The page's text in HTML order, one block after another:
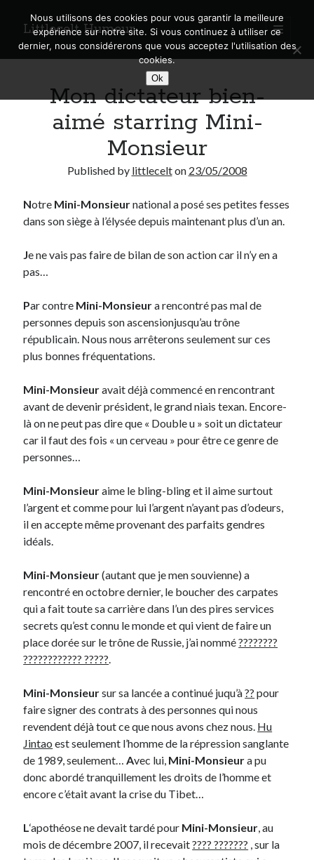
Littlecelt Humeur
open
primary
menu
Sidebar
Search
Municipales 2026 : Lyon, Métropole et Caluire, mon choix pour l’avenir
Explorez les Chemins Enchantés à Vélo : Aventures Familiales près de
Quel Lyonnais es-tu, Renaud Ducher ?
A quand une véritable place pour le vélo à Caluire dans la Métropole de
Derniers Commentaires
JFdansC’était pas mieux avant… à Lyon
littleceltdansComment j’ai opéré ma vélorution toute personnelle
AnthonydansComment j’ai opéré ma vélorution toute personnelle
Renaud DucherdansComment j’ai opéré ma vélorution toute
personnelle
Commentaires récents
Entretien ménagerdansT’as vu quoi ? #52
JFdans
Anthony dansComment j’ai opéré ma vélorution toute personnelle
Renaud DucherdansComment j’ai opéré ma vélorution toute
personnelle
On parle de quoi ?
A Lyon
Bon plan du dimanche
Coup de coeur
Daddy
Engagé
Geek
Lectures
Lyon
Lyon à Livre Ouvert
Mon dictateur bien-
aimé starring Mini-
Monsieur
Published by littlecelton 23/05/2008
Notre Mini-Monsieurnational a posé ses petites fesses
dans son siège à l’élysée depuis maintenant plus d’un an.
Je ne vais pas faire de bilan de son action car il n’y en a
pas…
Par contre Mini-Monsieura rencontré pas mal de
personnes depuis son ascensionjusqu’au trône
républicain. Nous nous arrêterons seulement sur ces
plus bonnes fréquentations.
Mini-Monsieuravait déjà commencé en rencontrant
avant de devenir président, le grand niais texan. Encore-
là on ne peut pas dire que « Double u » soit un dictateur
car il faut des fois « un cerveau » pour être ce genre de
personnes…
Mini-Monsieuraime le bling-bling et il aime surtout
l’argent et comme pour lui l’argent n’ayant pas d’odeurs,
il en accepte même provenant des parfaits gendres
idéals.
Mini-Monsieur(autant que je men souvienne) a
rencontré en octobre dernier, le boucher des carpates
qui a fait toute sa carrière dans l’un des pires services
secrets qu’est connu le monde et qui vient de faire un
place dorée sur le trône de Russie, j’ai nommé????????
???????????? ?????.
Mini-Monsieursur sa lancée a continué juqu’à?? pour
faire signer des contrats à des personnes qui nous
revendent déjà tout ce que nous avons chez nous. Hu
Jintao est seulement l’homme de la répression sanglante
de 1989, seulement… Avec lui, Mini-Monsieura pu
donc abordé tranquillement les droits de l’homme et
encore c’était avant la crise du Tibet…
L‘apothéose ne devait tardé pour Mini-Monsieur, au
mois de décembre 2007, il recevait???? ??????? , sur la
Nous utilisons des cookies pour vous garantir la meilleure
expérience sur notre site. Si vous continuez à utiliser ce
dernier, nous considérerons que vous acceptez l'utilisation des
cookies.
Ok